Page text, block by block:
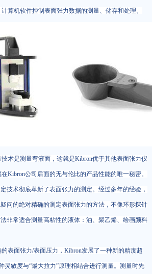
算机软件控制表面张力数据的测量、储存和处理。
术是测量弯液面，这就是Kibron优于其他表面张力仪
Kibron公司后面的无与伦比的产品性能的唯一秘密。
技术彻底革新了表面张力的测定。经过多年的经验，
问的绝对精确的测定表面张力的方法，不像环形探针
非常适合测量高粘性的液体：油、聚乙烯、绘画颜料
表面张力/表面压力，Kibron发展了一种新的精度超
灵敏度与“最大拉力”原理相结合进行测量。测量时先